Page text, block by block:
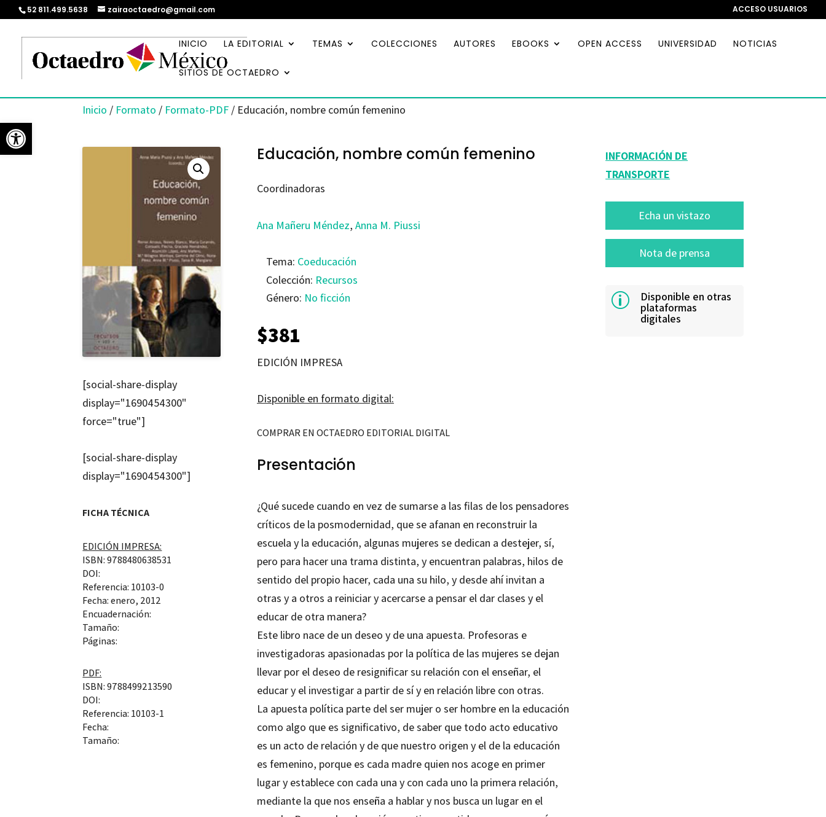
Abrir barra de herramientas
52 811.499.5638 zairaoctaedro@gmail.com ACCESO USUARIOS
INICIO LA EDITORIAL TEMAS COLECCIONES AUTORES EBOOKS OPEN ACCESS UNIVERSIDAD NOTICIAS
SITIOS DE OCTAEDRO
Inicio / Formato / Formato-PDF / Educación, nombre común femenino
[social-share-display
display="1690454300"
force="true"]
[social-share-display
display="1690454300"]
FICHA TÉCNICA
EDICIÓN IMPRESA:
ISBN: 9788480638531
DOI:
Referencia: 10103-0
Fecha: enero, 2012
Encuadernación:
Tamaño:
Páginas:
PDF:
ISBN: 9788499213590
DOI:
Referencia: 10103-1
Fecha:
Tamaño:
Educación, nombre común femenino
Coordinadoras
Ana Mañeru Méndez, Anna M. Piussi
Tema: Coeducación
Colección: Recursos
Género: No ficción
$381
EDICIÓN IMPRESA
Disponible en formato digital:
COMPRAR EN OCTAEDRO EDITORIAL DIGITAL
Presentación
¿Qué sucede cuando en vez de sumarse a las filas de los pensadores
críticos de la posmodernidad, que se afanan en reconstruir la
escuela y la educación, algunas mujeres se dedican a destejer, sí,
pero para hacer una trama distinta, y encuentran palabras, hilos de
sentido del propio hacer, cada una su hilo, y desde ahí invitan a
otras y a otros a reiniciar y acercarse a pensar el dar clases y el
educar de otra manera?
Este libro nace de un deseo y de una apuesta. Profesoras e
investigadoras apasionadas por la política de las mujeres se dejan
llevar por el deseo de resignificar su relación con el enseñar, el
educar y el investigar a partir de sí y en relación libre con otras.
La apuesta política parte del ser mujer o ser hombre en la educación
como algo que es significativo, de saber que todo acto educativo
es un acto de relación y de que nuestro origen y el de la educación
es femenino, porque es cada madre quien nos acoge en primer
lugar y establece con cada una y con cada uno la primera relación,
mediante la que nos enseña a hablar y nos busca un lugar en el
INFORMACIÓN DE
TRANSPORTE
Echa un vistazo
Nota de prensa
p Disponible en otras
plataformas
digitales